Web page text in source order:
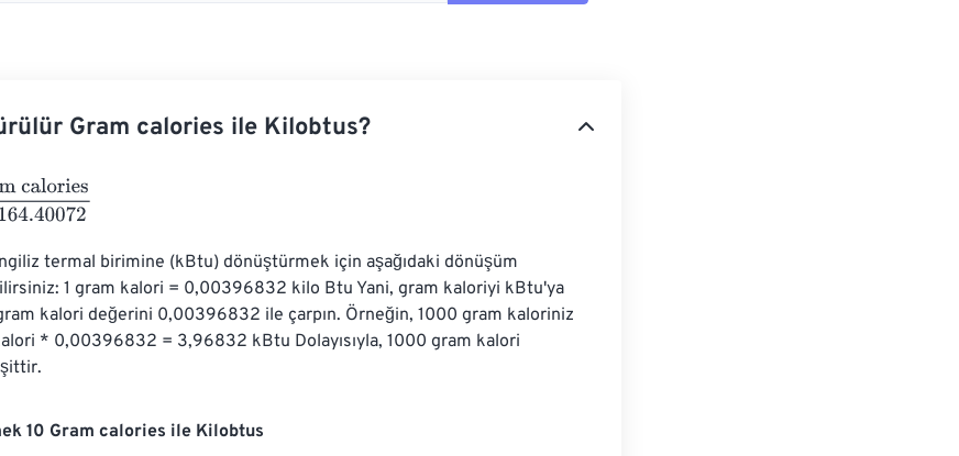
Gram calories ile Kilobtus?
252164.40072
termal birimine (kBtu) dönüştürmek için aşağıdaki dönüşüm
1 gram kalori = 0,00396832 kilo Btu Yani, gram kaloriyi kBtu'ya
kalori değerini 0,00396832 ile çarpın. Örneğin, 1000 gram kaloriniz
* 0,00396832 = 3,96832 kBtu Dolayısıyla, 1000 gram kalori
10 Gram calories ile Kilobtus